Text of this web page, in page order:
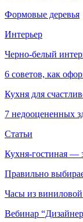
Формовые деревья
Интерьер
Черно-белый
6 советов, как
Кухня для
7 недооцененных
Статьи
Кухня-гостиная —
Правильно
Часы из
Вебинар